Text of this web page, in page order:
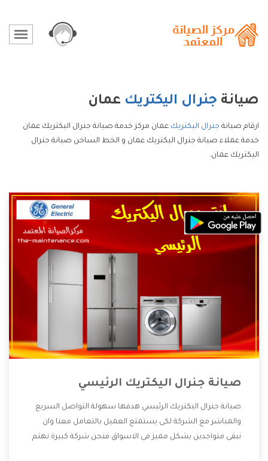
صيانة جنرال اليكتريك عمان
ارقام صيانة جنرال اليكتريك عمان مركز خدمة صيانة جنرال اليكتريك عمان
خدمة عملاء صيانة جنرال اليكتريك عمان و الخط الساخن صيانة جنرال
اليكتريك عمان.
صيانة جنرال اليكتريك الرئيسي
صيانة جنرال اليكتريك الرئيسي هدفها سهولة التواصل السريع
والمباشر مع الشركة لكى يستمتع العميل بالتعامل معنا وان
نبقى متواجدين بشكل مميز فى الاسواق فنحن شركة كبيرة نهتم